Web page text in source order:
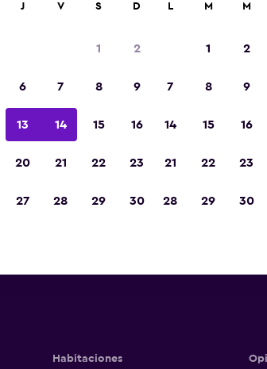
Ver precios
Ver precios
Habitaciones
J V S D
1 2
6 7 8 9
13 14 15 16
20 21 22 23
27 28 29 30
L M M
1 2
7 8 9
14 15 16
21 22 23
28 29 30